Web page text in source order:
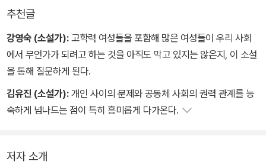
티브를 주고, 하위권 10퍼센트는 수업 영상을 찍어서 평가받는 시스
다면, 책임 강사들의 표현에 따르면 ‘애석하게도‘ 다음 학기 강의를 받
지 못할 수도 있다고 했다.
그렇게 얼토당토않은 말을 전달하는 책임 강사와 이미 싸운 바있
는 미주로서는 간담회를 생각하기만 해도 속이 뒤틀렸다.
렇게 남의 말만 듣고 남의 생각만 하고 살면 네가 좋아하는 건 언제 할
각나기도 했다.
추천글
강영숙 (소설가): 고학력 여성들을 포함해 많은 여성들이 우리 사회
에서 무언가가 되려고 하는 것을 아직도 막고 있지는 않은지, 이 소설
을 통해 질문하게 된다.
김유진 (소설가): 개인 사이의 문제와 공동체 사회의 권력 관계를 능
숙하게 넘나드는 점이 특히 흥미롭게 다가온다.
저자 소개